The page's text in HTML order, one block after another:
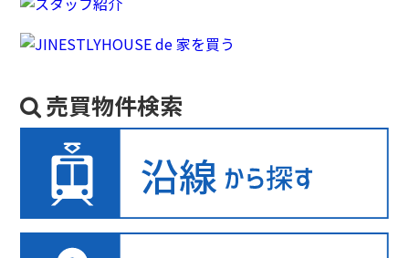
売買物件検索